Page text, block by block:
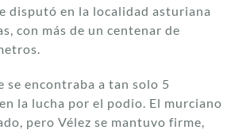
disputó en la localidad asturiana
con más de un centenar de
se encontraba a tan solo 5
la lucha por el podio. El murciano
pero Vélez se mantuvo firme,